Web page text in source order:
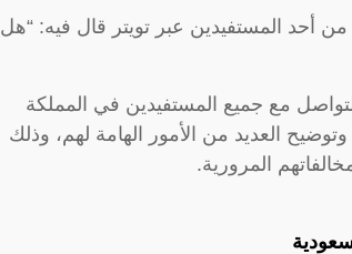
من أحد المستفيدين عبر تويتر قال فيه: “هل
مع جميع المستفيدين في المملكة
العديد من الأمور الهامة لهم، وذلك
المرورية.